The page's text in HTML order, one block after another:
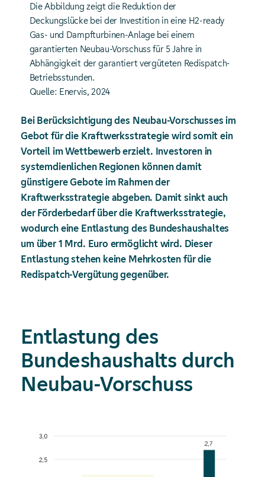
Die Abbildung zeigt die Reduktion der
Deckungslücke bei der Investition in eine H2-ready
Gas- und Dampfturbinen-Anlage bei einem
garantierten Neubau-Vorschuss für 5 Jahre in
Abhängigkeit der garantiert vergüteten Redispatch-
Betriebsstunden.
Quelle: Enervis, 2024
Bei Berücksichtigung des Neubau-Vorschusses im
Gebot für die Kraftwerksstrategie wird somit ein
Vorteil im Wettbewerb erzielt. Investoren in
systemdienlichen Regionen können damit
günstigere Gebote im Rahmen der
Kraftwerksstrategie abgeben. Damit sinkt auch
der Förderbedarf über die Kraftwerksstrategie,
wodurch eine Entlastung des Bundeshaushaltes
um über 1 Mrd. Euro ermöglicht wird. Dieser
Entlastung stehen keine Mehrkosten für die
Redispatch-Vergütung gegenüber.
Entlastung des
Bundeshaushalts durch
Neubau-Vorschuss